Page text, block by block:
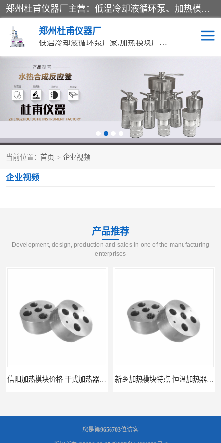
郑州杜甫仪器厂主营：低温冷却液循环泵、加热模块、水热合成反应釜、水油浴锅、旋转蒸发器、循环水真空泵等产品。郑州杜甫仪器厂在众多的教学仪器行业中依靠科技力量扬长避短、迅速发展，成为国家教委*生产教学仪器的厂家，产品具有国内良好水平，主导产品通过ISO9002质量认证。
郑州杜甫仪器厂
低温冷却液循环泵厂家,加热模块厂家,水热合成反应釜厂家,水油浴锅厂家,旋转蒸发器厂家
当前位置： 首页-> 企业视频
企业视频
产品推荐
Development, design, production and sales in one of the manufacturing
enterprises
您是第9656703位访客
循环水真空泵厂家 水热合成反应釜厂家
低温冷却液循环泵厂家 加热模块厂家
气流烘干器
旋转蒸发器厂家
高低温一体机
多功能油浴锅
低温恒温反应浴槽
加热模块